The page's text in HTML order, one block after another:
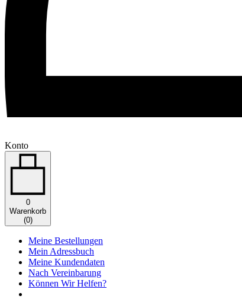
Konto
0
Warenkorb
(0)
Meine Bestellungen
Mein Adressbuch
Meine Kundendaten
Nach Vereinbarung
Können Wir Helfen?